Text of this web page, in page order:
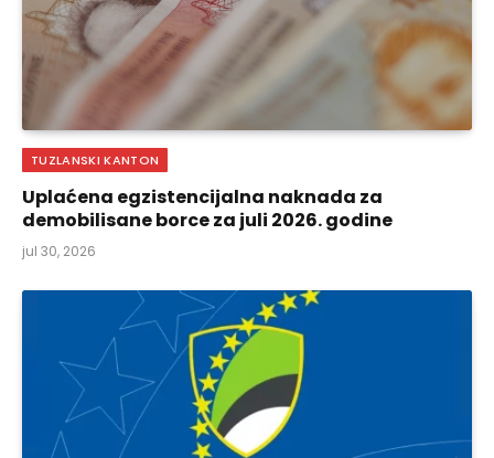
TUZLANSKI KANTON
Uplaćena egzistencijalna naknada za
demobilisane borce za juli 2026. godine
jul 30, 2026